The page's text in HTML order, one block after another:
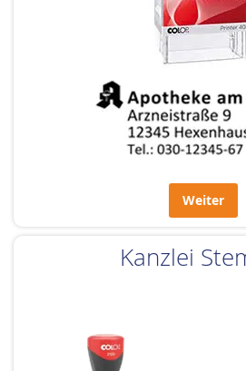
Weiter
Kanzlei